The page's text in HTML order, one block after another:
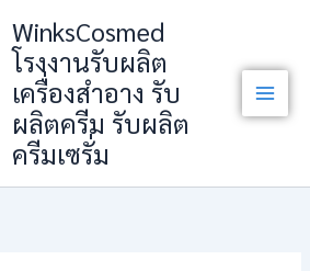
WinksCosmed
โรงงานรับผลิต
เครื่องสำอาง รับ
ผลิตครีม รับผลิต
ครีมเซรั่ม